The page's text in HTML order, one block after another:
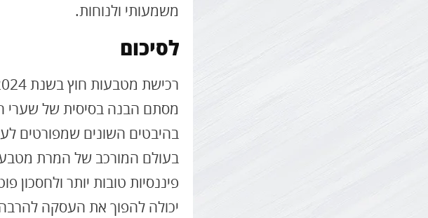
משמעותי ולנוחות.
לסיכום
מסתם הבנה בסיסית של שערי
בהיבטים השונים שמפורטים
בעולם המורכב של המרת
פיננסיות טובות יותר
יכולה להפוך את העסקה